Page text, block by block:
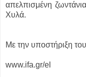
απελπισμένη
Χυλά.
Με την υποστήριξη
www.ifa.gr/el